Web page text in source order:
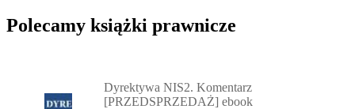
Polecamy książki prawnicze
Dyrektywa NIS2. Komentarz
[PRZEDSPRZEDAŻ] ebook